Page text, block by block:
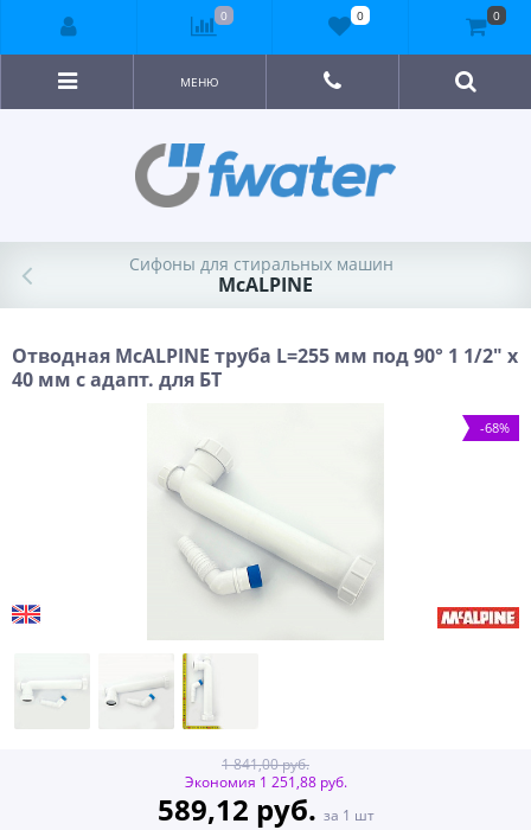
МЕНЮ
Сифоны для стиральных машин
McALPINE
Отводная McALPINE труба L=255 мм под 90° 1 1/2" х
40 мм с адапт. для БТ
-68%
1 841,00 руб.
Экономия 1 251,88 руб.
589,12 руб. за 1 шт
0 0 0